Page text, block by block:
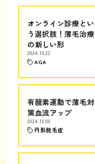
オンライン診療とい
う選択肢！薄毛治療
の新しい形
2024.10.22
AGA
有酸素運動で薄毛対
策血流アップ
2024.10.09
円形脱毛症